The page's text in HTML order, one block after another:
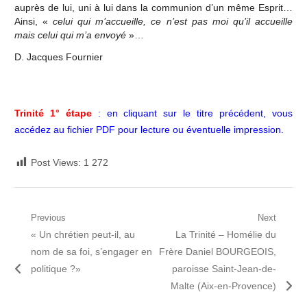
auprès de lui, uni à lui dans la communion d’un même Esprit…
Ainsi, «celui qui m’accueille, ce n’est pas moi qu’il accueille
mais celui qui m’a envoyé »…
D. Jacques Fournier
Trinité 1° étape
: en cliquant sur le titre précédent, vous
accédez au fichier PDF pour lecture ou éventuelle impression.
Post Views: 1 272
Navigation
l’article
Previous
Previous
post:
« Un chrétien peut-il, au
nom de sa foi, s’engager en
politique ?»
Next
Next
post:
La Trinité – Homélie du
Frère Daniel BOURGEOIS,
paroisse Saint-Jean-de-
Malte (Aix-en-Provence)